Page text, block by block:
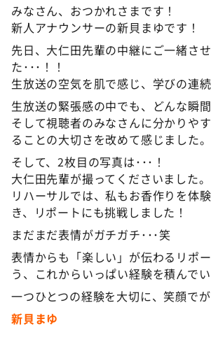
みなさん、おつかれさまです！
新人アナウンサーの新貝まゆです！
先日、大仁田先輩の中継にご一緒さ
た･･･！！
生放送の空気を肌で感じ、学びの連続
生放送の緊張感の中でも、どんな瞬間
そして視聴者のみなさんに分かりや
ることの大切さを改めて感じました。
そして、2枚目の写真は･･･！
大仁田先輩が撮ってくださいました。
リハーサルでは、私もお香作りを体
き、リポートにも挑戦しました！
まだまだ表情がガチガチ･･･笑
表情からも「楽しい」が伝わるリポ
う、これからいっぱい経験を積んで
一つひとつの経験を大切に、笑顔でが
新貝まゆ